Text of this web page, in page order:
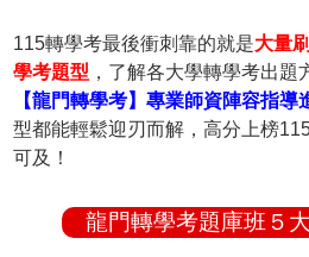
115轉學考最後衝刺靠的就是大量
學考題型 ，了解各大學轉學考出
【龍門轉學考】專業師資陣容指導
型都能輕鬆迎刃而解，高分上榜
可及！
龍門轉學考題庫班５